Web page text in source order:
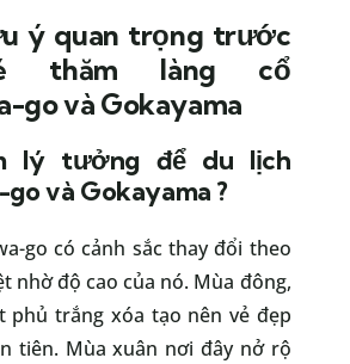
ý quan trọng trước
thăm làng cổ
go và Gokayama
lý tưởng để du lịch
và Gokayama ?
go có cảnh sắc thay đổi theo
nhờ độ cao của nó. Mùa đông,
phủ trắng xóa tạo nên vẻ đẹp
tiên. Mùa xuân nơi đây nở rộ